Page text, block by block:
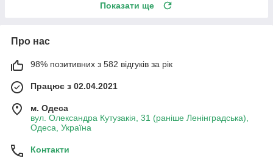
Показати ще
Про нас
98% позитивних з 582 відгуків за рік
Працює з 02.04.2021
м. Одеса
вул. Олександра Кутузакія, 31 (раніше Ленінградська),
Одеса, Україна
Контакти